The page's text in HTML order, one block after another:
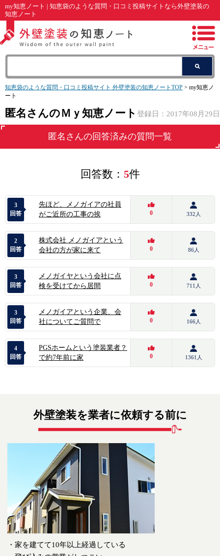
my知恵ノート | 知恵袋のような質問・口コミ投稿サイトなら外壁塗装の
知恵ノート
知恵袋のような質問・口コミ投稿サイト 外壁塗装の知恵ノートTOP > my知恵ノ
ート
登録日：2017年08月29日
匿名さんのＭｙ知恵ノート
匿名 さんの回答済みの質問一覧
回答数： 5件
3
回答
先ほど、メノガイアの社員
がご近所の工事の挨
0 332人
2
回答
株式会社 メノガイアという
会社の方が家に来て
0 86人
3
回答
メノガイヤという会社に点
検を受けてから居間
0 711人
3
回答
メノガイアという企業、会
社についてご質問で
0 166人
4
回答
PGSホームという塗装業者？
で約7年前に家
0 1361人
外壁塗装を業者に依頼する前に
・家を建てて10年以上経過している